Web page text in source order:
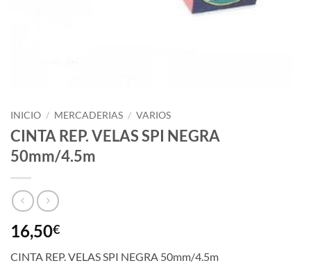
INICIO / MERCADERIAS / VARIOS
CINTA REP. VELAS SPI NEGRA
50mm/4.5m
16,50€
CINTA REP. VELAS SPI NEGRA 50mm/4.5m